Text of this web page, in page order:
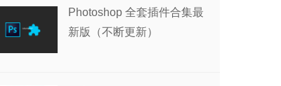
Photoshop 全套插件合集最
新版（不断更新）